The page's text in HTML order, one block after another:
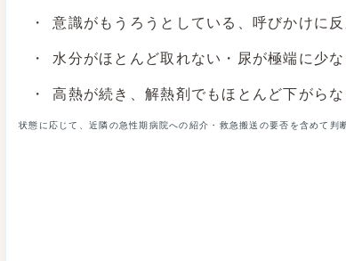
意識がもうろうとしている、呼びかけに
水分がほとんど取れない・尿が極端に少な
高熱が続き、解熱剤でもほとんど下がらな
状態に応じて、近隣の急性期病院への紹介・救急搬送の要否を含めて判